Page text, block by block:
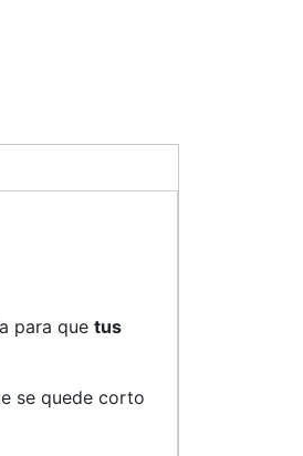
para que tus
se quede corto